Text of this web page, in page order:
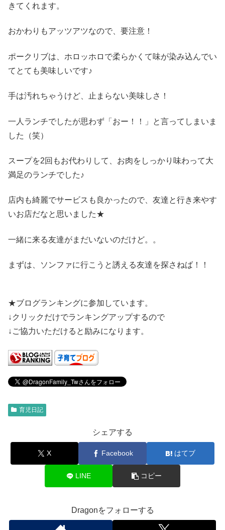
きてくれます。
おかわりもアッツアツなので、要注意！
ポークリブは、ホロッホロで柔らかくて味が染み込んでい
てとても美味しいです♪
手は汚れちゃうけど、止まらない美味しさ！
一人ランチでしたが思わず「おー！！」と言ってしまいま
した（笑）
スープを2回もお代わりして、お肉をしっかり味わって大
満足のランチでした♪
店内も綺麗でサービスも良かったので、友達と行き来やす
いお店だなと思いました★
一緒に来る友達がまだいないのだけど。。
まずは、ソンファに行こうと誘える友達を探さねば！！
★ブログランキングに参加しています。
↓クリックだけでランキングアップするので
↓ご協力いただけると励みになります。
育児日記
シェアする
X Facebook はてブ
LINE コピー
Dragonをフォローする